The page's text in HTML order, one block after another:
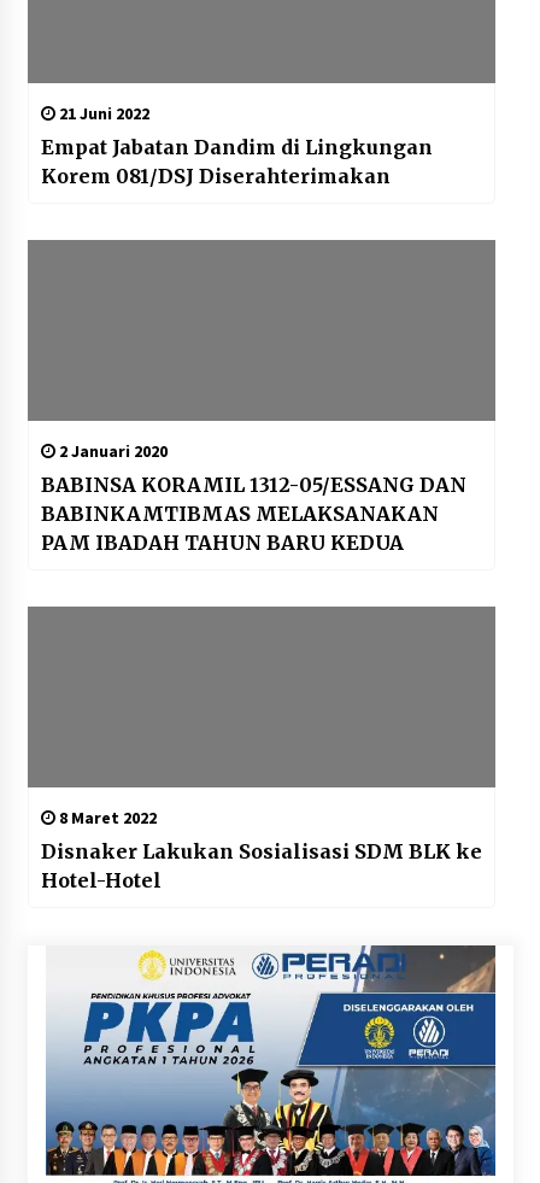
21 Juni 2022
Empat Jabatan Dandim di Lingkungan
Korem 081/DSJ Diserahterimakan
2 Januari 2020
BABINSA KORAMIL 1312-05/ESSANG DAN
BABINKAMTIBMAS MELAKSANAKAN
PAM IBADAH TAHUN BARU KEDUA
8 Maret 2022
Disnaker Lakukan Sosialisasi SDM BLK ke
Hotel-Hotel